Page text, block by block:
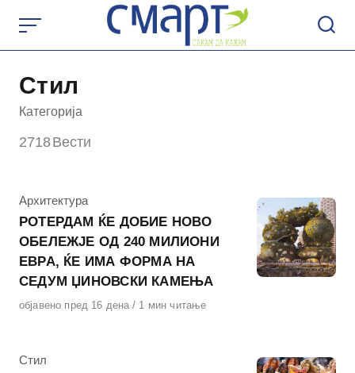
content
Стил
Категорија
2718Вести
КАтегорија
Архитектура
РОТЕРДАМ ЌЕ ДОБИЕ НОВО
ОБЕЛЕЖЈЕ ОД 240 МИЛИОНИ
ЕВРА, ЌЕ ИМА ФОРМА НА
СЕДУМ ЏИНОВСКИ КАМЕЊА
Објавено
објавено пред 16 дена 1 мин читање
КАтегорија
Стил